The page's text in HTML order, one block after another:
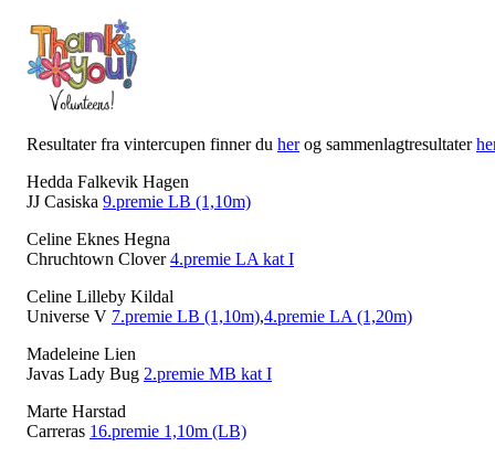
Resultater fra vintercupen finner du herog sammenlagtresultater
Hedda Falkevik Hagen
JJ Casiska 9.premie LB (1,10m)
Celine Eknes Hegna
Chruchtown Clover4.premie LA kat I
Celine Lilleby Kildal
Universe V 7.premie LB (1,10m),4.premie LA (1,20m)
Madeleine Lien
Javas Lady Bug 2.premie MB kat I
Marte Harstad
Carreras 16.premie 1,10m (LB)